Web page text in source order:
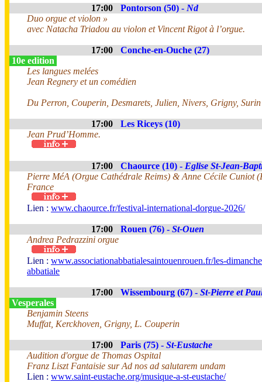
17:00 Pontorson (50) - Nd
Duo orgue et violon »
avec Natacha Triadou au violon et Vincent Rigot à l’orgue.
17:00
Conche-en-Ouche (27)
10e edition
Les langues melées
Jean Regnery et un comédien
Du Perron, Couperin, Desmarets, Julien, Nivers, Grigny, Surin
17:00
Les Riceys (10)
Jean Prud’Homme.
17:00 Chaource (10) - Eglise St-Jean-
Pierre MéA (Orgue Cathédrale Reims) & Anne Cécile Cuniot
France
Lien : www.chaource.fr/festival-international-dorgue-2026/
17:00 Rouen (76) - St-Ouen
Andrea Pedrazzini orgue
Lien : www.associationabbatialesaintouenrouen.fr/les-
abbatiale
17:00 Wissembourg (67) - St-Pierre et
Vesperales
Benjamin Steens
Muffat, Kerckhoven, Grigny, L. Couperin
17:00 Paris (75) - St-Eustache
Audition d'orgue de Thomas Ospital
Franz Liszt Fantaisie sur Ad nos ad salutarem undam
Lien : www.saint-eustache.org/musique-a-st-eustache/